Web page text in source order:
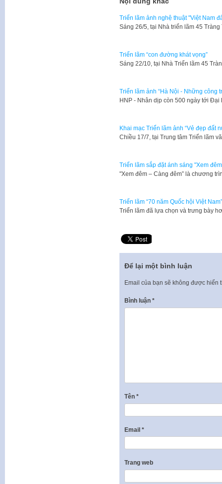
Triển lãm ảnh nghệ thuật "Việt Nam
Sáng 26/5, tại Nhà triển lãm 45
Triển lãm “con đường khát vọng”
Sáng 22/10, tại Nhà Triển lãm 45
Triển lãm ảnh “Hà Nội - Những công
​HNP - Nhân dịp còn 500 ngày tới
Khai mạc Triển lãm ảnh “Vẻ đẹp đất
Chiều 17/7, tại Trung tâm Triển lãm
Triển lãm sắp đặt ánh sáng "Xem
"Xem đêm – Càng đêm” là chương
Triển lãm “70 năm Quốc hội Việt Nam”
Triển lãm đã lựa chọn và trưng bày
Để lại một bình luận
Email của bạn sẽ không được hiển
Bình luận *
Tên *
Email *
Trang web